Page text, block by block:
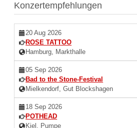
Konzertempfehlungen
20 Aug 2026
ROSE TATTOO
Hamburg, Markthalle
05 Sep 2026
Bad to the Stone-Festival
Mielkendorf, Gut Blockshagen
18 Sep 2026
POTHEAD
Kiel, Pumpe